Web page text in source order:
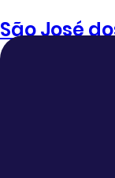
São José